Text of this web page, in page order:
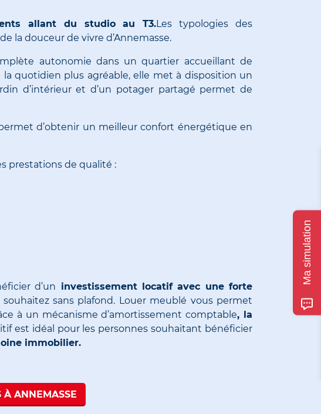
allant du studio auT3.Les typologies des
la douceur de vivre d’Annemasse.
autonomie dans un quartier accueillant de
la quotidien plus agréable, elle met à disposition un
d’intérieur et d’un potager partagé permet de
d’obtenir un meilleur confort énergétique en
prestations de qualité :
d’un investissement locatif avec une forte
sans plafond. Louer meublé vous permet
à un mécanisme d’amortissement comptable, la
est idéal pour les personnes souhaitant bénéficier
immobilier.
À ANNEMASSE
Ma simulation